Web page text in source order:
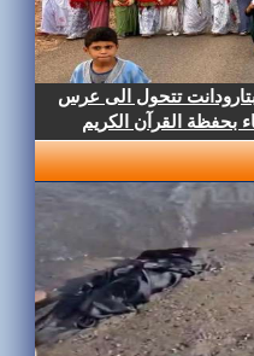
تتحول الى عرس
بحفظة القرآن الكريم